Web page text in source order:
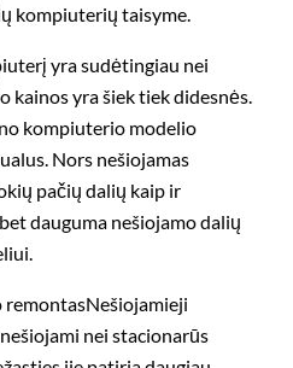
kompiuterių taisyme.
yra sudėtingiau nei
kainos yra šiek tiek didesnės.
kompiuterio modelio
Nors nešiojamas
pačių dalių kaip ir
dauguma nešiojamo dalių
Nešiojamieji
nei stacionarūs